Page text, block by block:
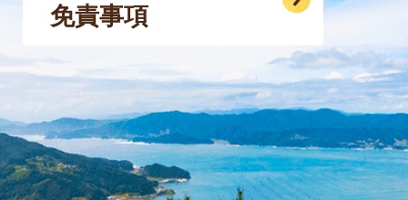
免責事項